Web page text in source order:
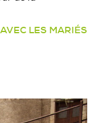
LES MARIÉS